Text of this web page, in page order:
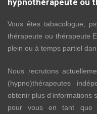
Vous êtes tabacologue,
thérapeute ou thérapeute
plein ou à temps partiel
Nous recrutons
(hypno)thérapeutes
obtenir plus d’informations
pour vous en tant que